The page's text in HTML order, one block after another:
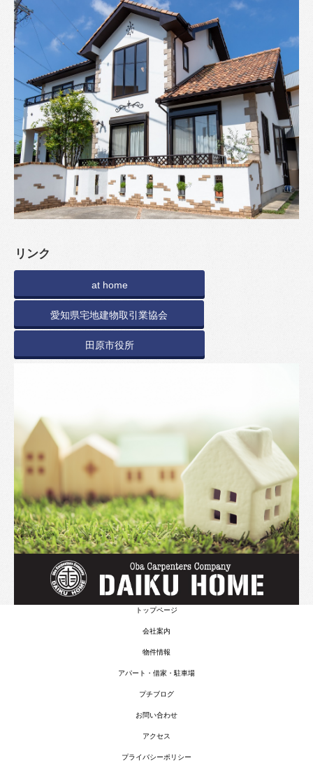
リンク
at home
愛知県宅地建物取引業協会
田原市役所
トップページ
会社案内
物件情報
アパート・借家・駐車場
プチブログ
お問い合わせ
アクセス
プライバシーポリシー